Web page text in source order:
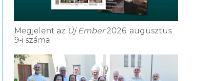
Megjelent az Új Ember2026. augusztus
9-i száma